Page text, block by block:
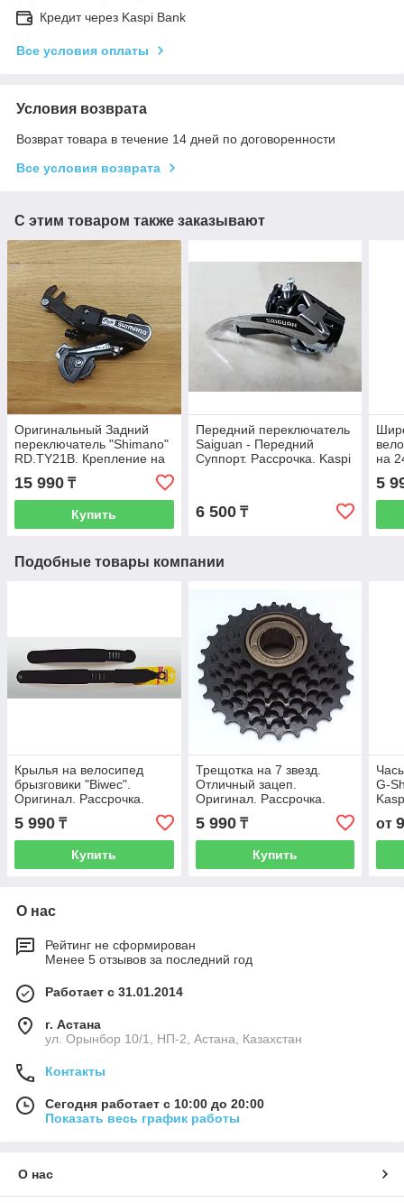
Кредит через Kaspi Bank
Все условия оплаты
Условия возврата
Возврат товара в течение 14 дней по договоренности
Все условия возврата
С этим товаром также заказывают
Оригинальный Задний
переключатель "Shimano"
RD.TY21B. Крепление на
ось велосипеда. Суппорт.
Перекидка.
15 990 ₸
Купить
Передний переключатель
Saiguan - Передний
Суппорт. Рассрочка. Kaspi
6 500₸
на
5
Подобные товары компании
Крылья на велосипед
брызговики "Biwec".
Оригинал. Рассрочка.
5 990 ₸
Купить
Трещотка на 7 звезд.
Отличный зацеп.
Оригинал. Рассрочка.
5 990₸
Купить
G-
от
О нас
Рейтинг не сформирован
Менее 5 отзывов за последний год
Работает с 31.01.2014
г. Астана
ул. Орынбор 10/1, НП-2, Астана, Казахстан
Контакты
Сегодня работает с 10:00 до 20:00
Показать весь график работы
О нас